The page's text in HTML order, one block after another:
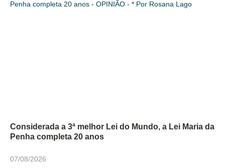
Considerada a 3ª melhor Lei do Mundo, a Lei Maria da
Penha completa 20 anos
07/08/2026